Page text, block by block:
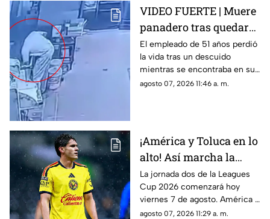
VIDEO FUERTE | Muere
panadero tras quedar
atrapado en una
mezcladora industrial
El empleado de 51 años perdió
la vida tras un descuido
mientras se encontraba en su
jornada laboral.
agosto 07, 2026 11:46 a. m.
¡América y Toluca en lo
alto! Así marcha la
tabla de posiciones de
la Leagues Cup 2026
previo a la jornada 2
La jornada dos de la Leagues
Cup 2026 comenzará hoy
viernes 7 de agosto. América y
Toluca se perfilan como los
agosto 07, 2026 11:29 a. m.